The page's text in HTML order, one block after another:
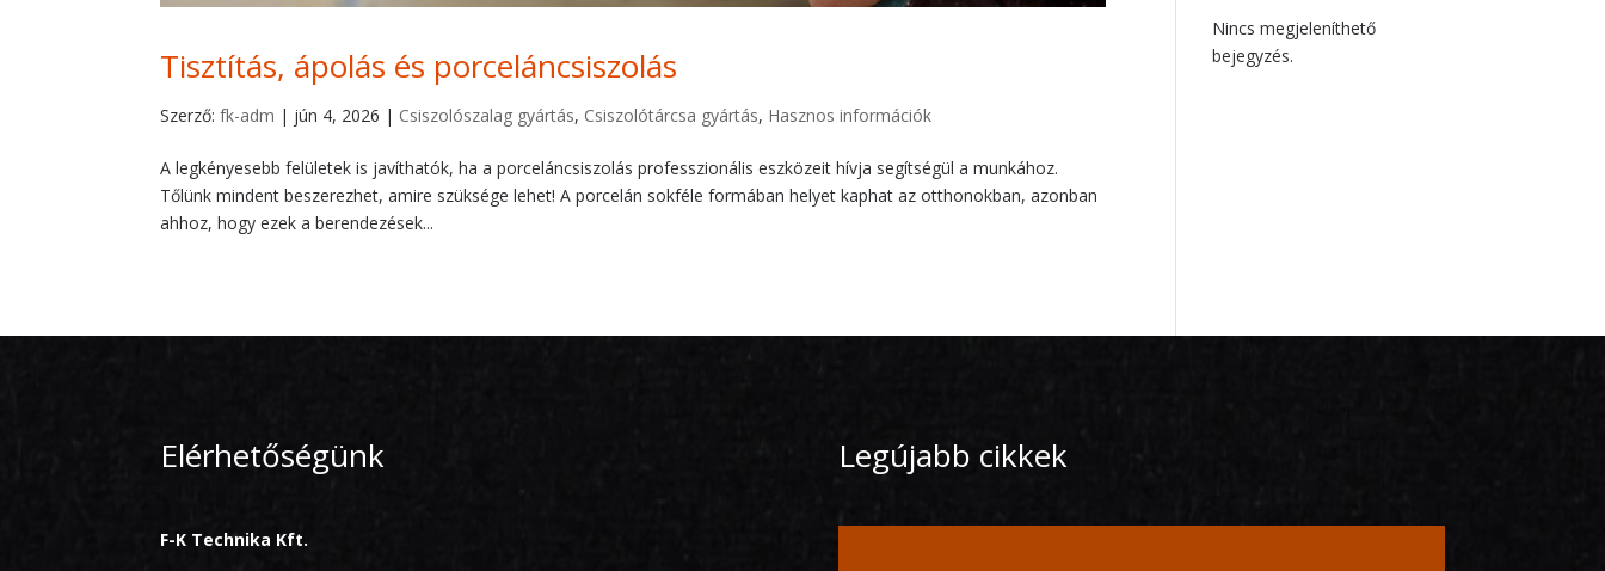
Tisztítás, ápolás és porceláncsiszolás
Szerző:fk-adm | jún 4, 2026 | Csiszolószalag gyártás, Csiszolótárcsa gyártás, Hasznos információk
A legkényesebb felületek is javíthatók, ha a porceláncsiszolás professzionális eszközeit hívja segítségül a munkához.
Tőlünk mindent beszerezhet, amire szüksége lehet! A porcelán sokféle formában helyet kaphat az otthonokban, azonban
ahhoz, hogy ezek a berendezések...
Nincs megjeleníthető
bejegyzés.
Elérhetőségünk
F-K Technika Kft.
Legújabb cikkek